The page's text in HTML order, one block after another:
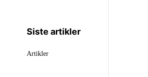
Siste artikler
Artikler